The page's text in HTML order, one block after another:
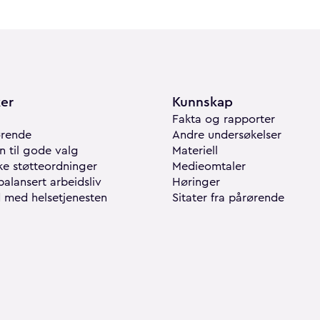
til gode valg
støtteordninger
arbeidsliv
med helsetjenesten
Kunnskap
Fakta og rapporter
Andre undersøkelser
Materiell
Medieomtaler
Høringer
Sitater fra pårørende